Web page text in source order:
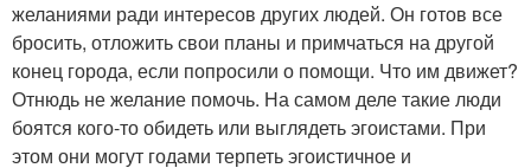
желаниями ради интересов других людей. Он готов все
бросить, отложить свои планы и примчаться на другой
конец города, если попросили о помощи. Что им движет?
Отнюдь не желание помочь. На самом деле такие люди
боятся кого-то обидеть или выглядеть эгоистами. При
этом они могут годами терпеть эгоистичное и